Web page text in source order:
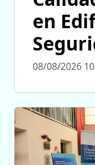
en
08/08/2026